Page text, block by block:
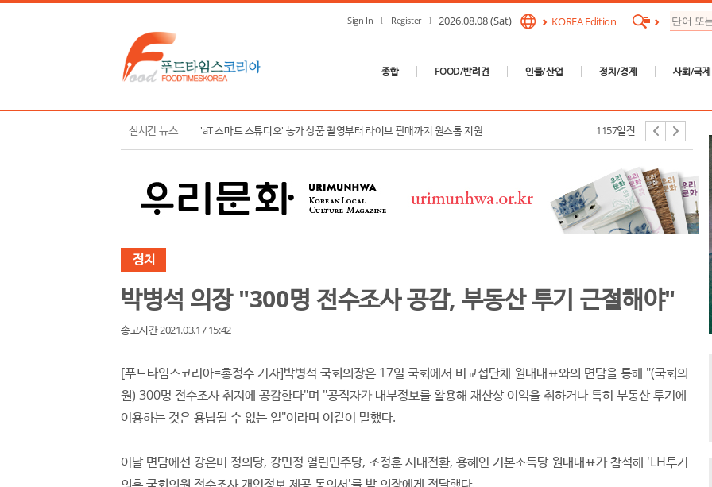
Sign In Register 2026.08.08 (Sat) KOREA Edition
종합 FOOD/반려견 인물/산업 정치/경제 사회/국제
실시간 뉴스
한국농수산식품유통공사, K-푸드 수출 확대 및 K-컬처 확산 협력방안 논의
'aT 스마트 스튜디오' 농가 상품 촬영부터 라이브 판매까지 원스톱 지원 1157일전
정치
박병석 의장 "300명 전수조사 공감, 부동산 투기 근절해야"
송고시간 2021.03.17 15:42
[푸드타임스코리아=홍정수 기자]박병석 국회의장은 17일 국회에서 비교섭단체 원내대표와의 면담을 통해 "(국회의
원) 300명 전수조사 취지에 공감한다"며 "공직자가 내부정보를 활용해 재산상 이익을 취하거나 특히 부동산 투기에
이용하는 것은 용납될 수 없는 일"이라며 이같이 말했다.
이날 면담에선 강은미 정의당, 강민정 열린민주당, 조정훈 시대전환, 용혜인 기본소득당 원내대표가 참석해 'LH투기